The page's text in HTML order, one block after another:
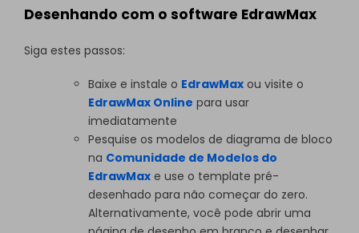
Desenhando com o software EdrawMax
Siga estes passos:
Baixe e instale o EdrawMax ou visite o
EdrawMax Online para usar
imediatamente
Pesquise os modelos de diagrama de bloco
na Comunidade de Modelos do
EdrawMax e use o template pré-
desenhado para não começar do zero.
Alternativamente, você pode abrir uma